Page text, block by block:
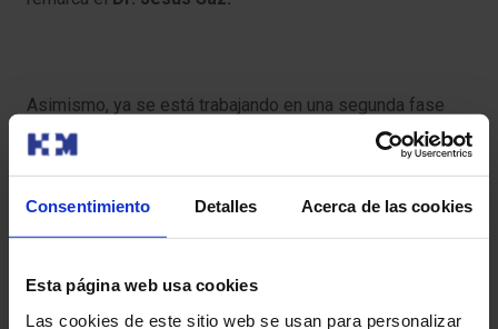
Consentimiento Detalles Acerca de las cookies
Esta página web usa cookies
Las cookies de este sitio web se usan para personalizar
Asimismo, ya se está trabajando en una segunda fase
para la implementación de estos dos centros en la app
de HM Hospitales, lo que supondrá un importante avance
comunicación clínica del paciente con su hospital.
WEB DE HM SAN FRANCISCO Y HM REGLA.docx